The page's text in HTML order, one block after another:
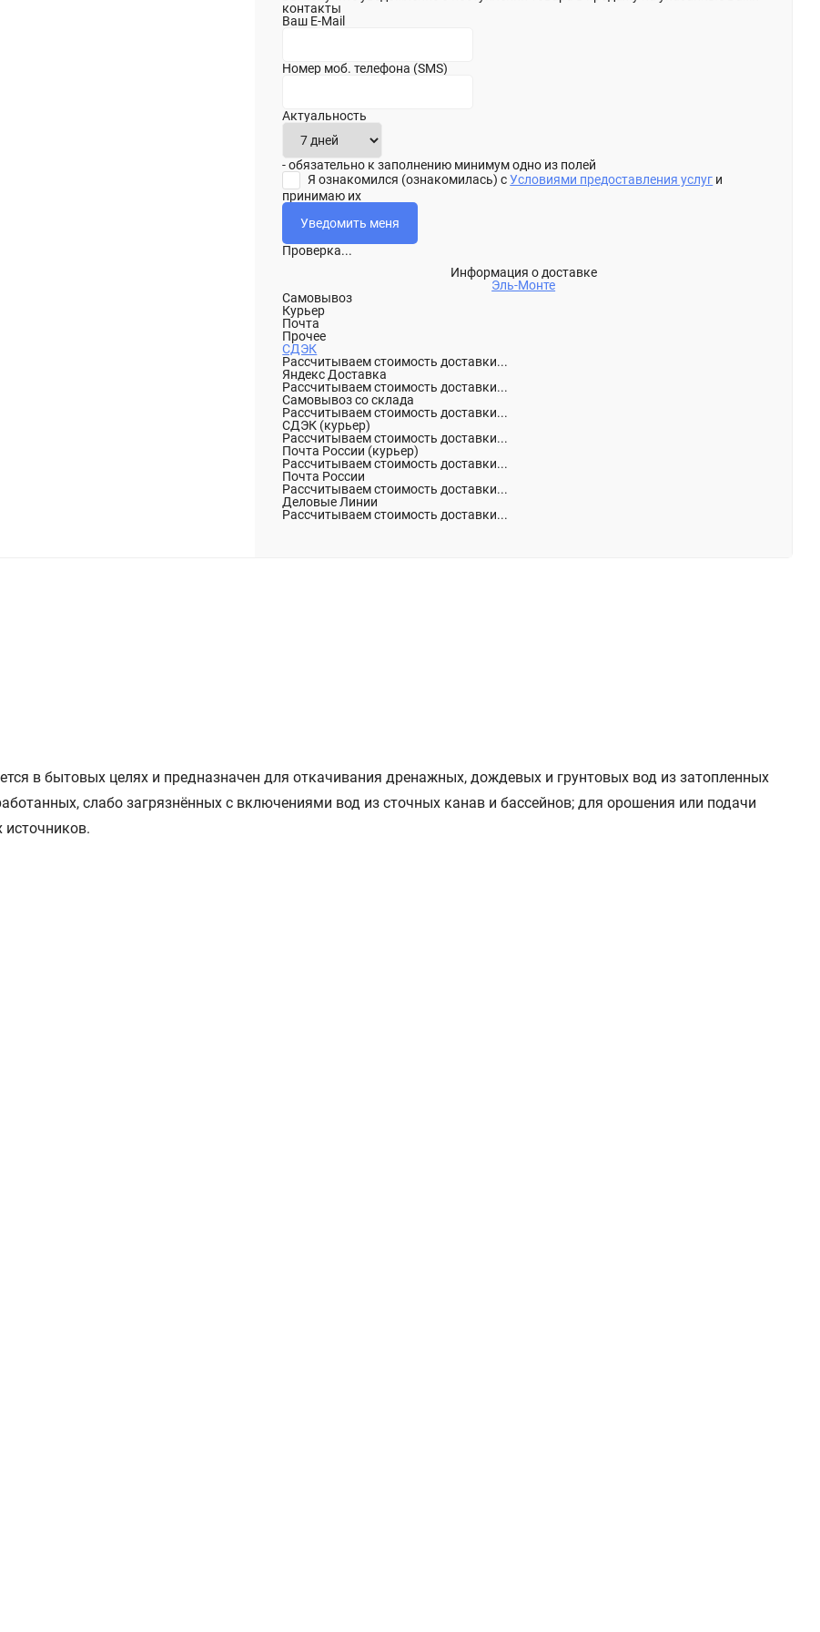
контакты
Ваш E-Mail
Номер моб. телефона (SMS)
Актуальность
- обязательно к заполнению минимум одно из полей
Я ознакомился (ознакомилась) сУсловиями предоставления услуг и
принимаю их
Проверка...
Информация о доставке
Эль-Монте
Самовывоз
Курьер
Почта
Прочее
СДЭК
Рассчитываем стоимость доставки...
Яндекс Доставка
Рассчитываем стоимость доставки...
Самовывоз со склада
Рассчитываем стоимость доставки...
СДЭК (курьер)
Рассчитываем стоимость доставки...
Почта России (курьер)
Рассчитываем стоимость доставки...
Почта России
Рассчитываем стоимость доставки...
Деловые Линии
Рассчитываем стоимость доставки...
в бытовых целях и предназначен для откачивания дренажных, дождевых и грунтовых вод из затопленных
слабо загрязнённых с включениями вод из сточных канав и бассейнов; для орошения или подачи